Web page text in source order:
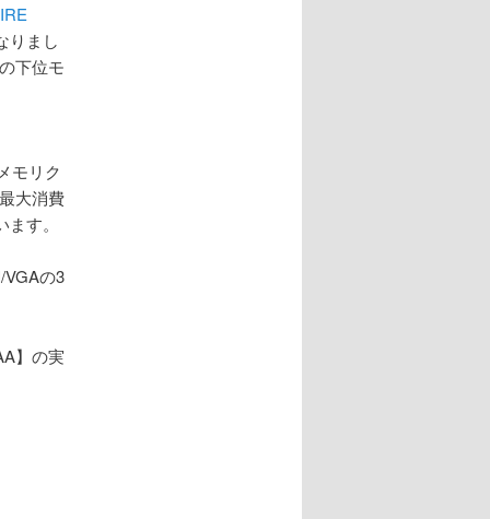
りまし
下位モ
モリク
大消費
す。
の3
】の実